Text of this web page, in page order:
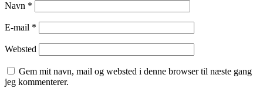
Navn *
E-mail *
Websted
Gem mit navn, mail og websted i denne browser til næste gang
jeg kommenterer.